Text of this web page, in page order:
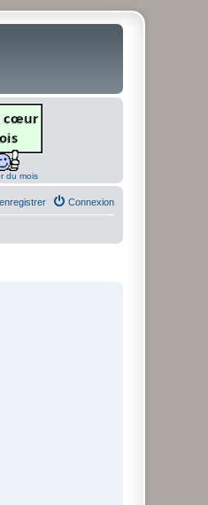
du mois
Connexion